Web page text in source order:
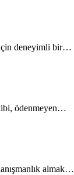
için deneyimli bir…
ödenmeyen…
almak…